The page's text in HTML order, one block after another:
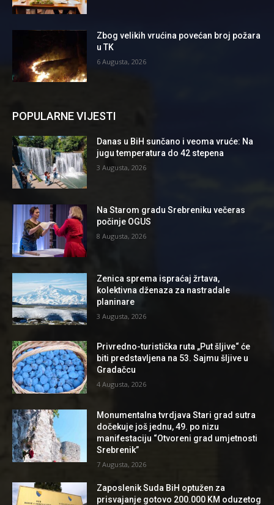
Zbog velikih vrućina povećan broj požara
u TK
6 Augusta, 2026
POPULARNE VIJESTI
Danas u BiH sunčano i veoma vruće: Na
jugu temperatura do 42 stepena
3 Augusta, 2026
Na Starom gradu Srebreniku večeras
počinje OGUS
8 Augusta, 2026
Zenica sprema ispraćaj žrtava,
kolektivna dženaza za nastradale
planinare
3 Augusta, 2026
Privredno-turistička ruta „Put šljive“ će
biti predstavljena na 53. Sajmu šljive u
Gradačcu
4 Augusta, 2026
Monumentalna tvrdjava Stari grad sutra
dočekuje još jednu, 49. po nizu
manifestaciju “Otvoreni grad umjetnosti
Srebrenik”
7 Augusta, 2026
Zaposlenik Suda BiH optužen za
prisvajanje gotovo 200.000 KM oduzetog